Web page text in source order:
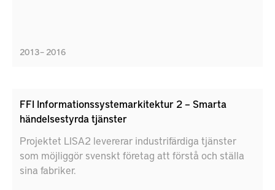
2013 – 2016
FFI Informationssystemarkitektur 2 – Smarta
händelsestyrda tjänster
Projektet LISA2 levererar industrifärdiga tjänster
som möjliggör svenskt företag att förstå och ställa
sina fabriker.